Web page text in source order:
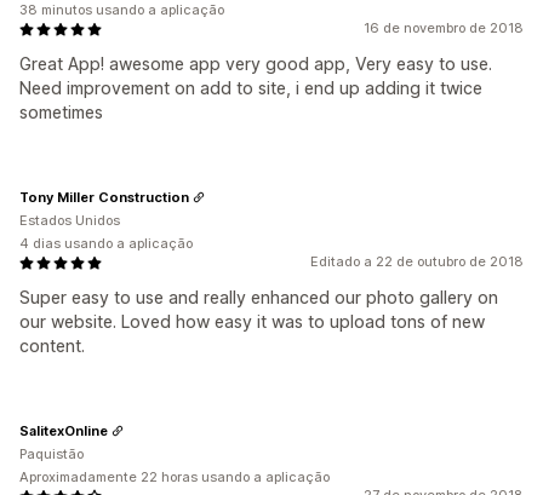
16 de novembro de 2018
Great App! awesome app very good app, Very easy to use.
Need improvement on add to site, i end up adding it twice
sometimes
38 minutos usando a aplicação
Editado a 22 de outubro de 2018
Super easy to use and really enhanced our photo gallery on
our website. Loved how easy it was to upload tons of new
content.
Tony Miller Construction
Estados Unidos
4 dias usando a aplicação
SalitexOnline
Paquistão
Aproximadamente 22 horas usando a aplicação